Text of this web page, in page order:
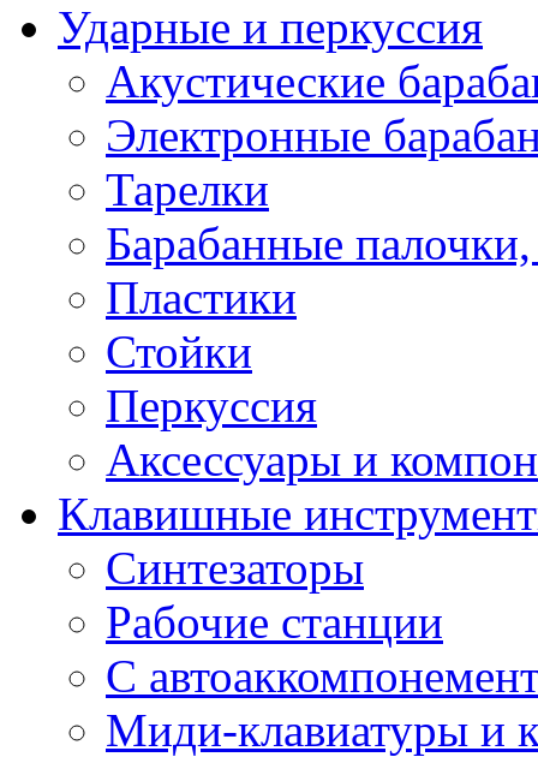
Ударные и перкуссия
Акустические
Электронные
Тарелки
Барабанные
Пластики
Стойки
Перкуссия
Аксессуары и
Клавишные
Синтезаторы
Рабочие станции
С
Миди-клавиатуры и